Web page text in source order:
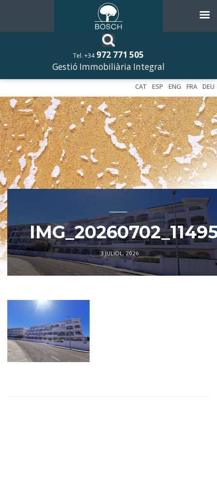
Tel. +34 972 771 505
Gestió Immobiliària Integral
DEU
FRA
ENG
ESP
CAT
––––––––––––
3 JULIOL, 2026